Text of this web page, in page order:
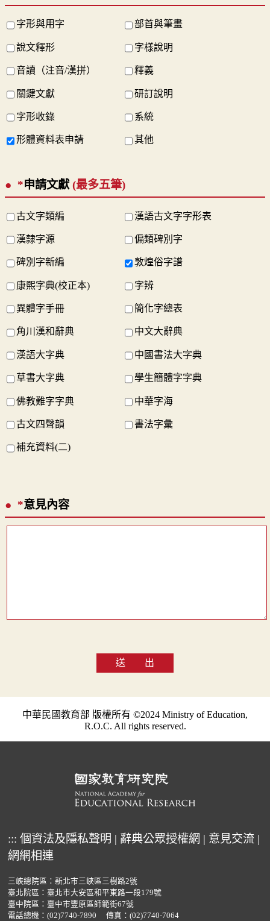
字形與用字 部首與筆畫
說文釋形 字樣說明
音讀（注音/漢拼） 釋義
關鍵文獻 研訂說明
字形收錄 系統
形體資料表申請 其他
*申請文獻 (最多五筆)
古文字類編 漢語古文字字形表
漢隸字源 偏類碑別字
碑別字新編 敦煌俗字譜
康熙字典(校正本) 字辨
異體字手冊 簡化字總表
角川漢和辭典 中文大辭典
漢語大字典 中國書法大字典
草書大字典 學生簡體字字典
佛教難字字典 中華字海
古文四聲韻 書法字彙
補充資料(二)
*意見內容
送 出
中華民國教育部 版權所有 ©2024 Ministry of Education,
R.O.C. All rights reserved.
::: 個資法及隱私聲明 | 辭典公眾授權網 | 意見交流 |
網網相連
三峽總院區：新北市三峽區三樹路2號
臺北院區：臺北市大安區和平東路一段179號
臺中院區：臺中市豐原區師範街67號
電話總機： (02)7740-7890 傳真：(02)7740-7064